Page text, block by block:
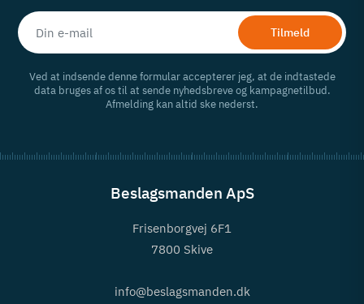
Tilmeld
Ved at indsende denne formular accepterer jeg, at de indtastede
data bruges af os til at sende nyhedsbreve og kampagnetilbud.
Afmelding kan altid ske nederst.
Beslagsmanden ApS
Frisenborgvej 6F1
7800 Skive
info@beslagsmanden.dk